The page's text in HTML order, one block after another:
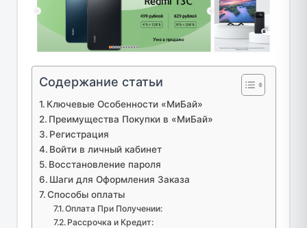
Содержание статьи
Ключевые Особенности «МиБай»
Преимущества Покупки в «МиБай»
Регистрация
Войти в личный кабинет
Восстановление пароля
Шаги для Оформления Заказа
Способы оплаты
Оплата При Получении:
Рассрочка и Кредит: